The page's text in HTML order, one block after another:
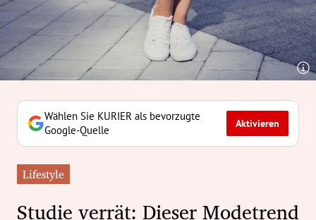
Untermenü
Untermenü
Untermenü
Untermenü
Untermenü
Untermenü
Untermenü
Wählen Sie KURIER als bevorzugte
Google-Quelle
Aktivieren
Lifestyle
Studie verrät: Dieser Modetrend